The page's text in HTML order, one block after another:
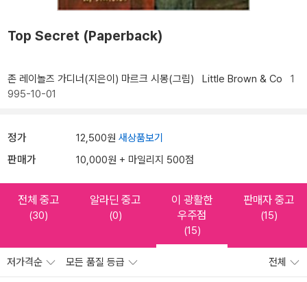
Top Secret (Paperback)
존 레이놀즈 가디너(지은이) 마르크 시몽(그림) Little Brown & Co 1
995-10-01
정가 12,500원 새상품보기
판매가 10,000원 + 마일리지 500점
전체 중고
(30)
알라딘 중고
(0)
이 광활한
우주점
(15)
판매자 중고
(15)
저가격순 모든 품질 등급 전체